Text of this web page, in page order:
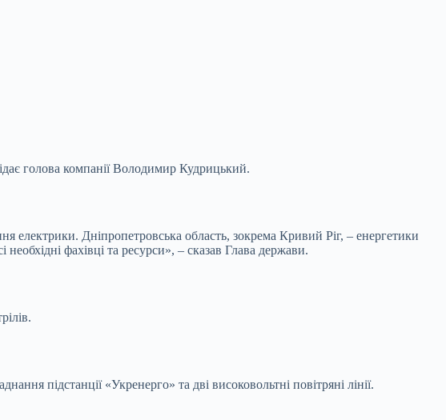
голова компанії Володимир Кудрицький.
електрики. Дніпропетровська область, зокрема Кривий Ріг, – енергетики
фахівці та ресурси», – сказав Глава держави.
підстанції «Укренерго» та дві високовольтні повітряні лінії.